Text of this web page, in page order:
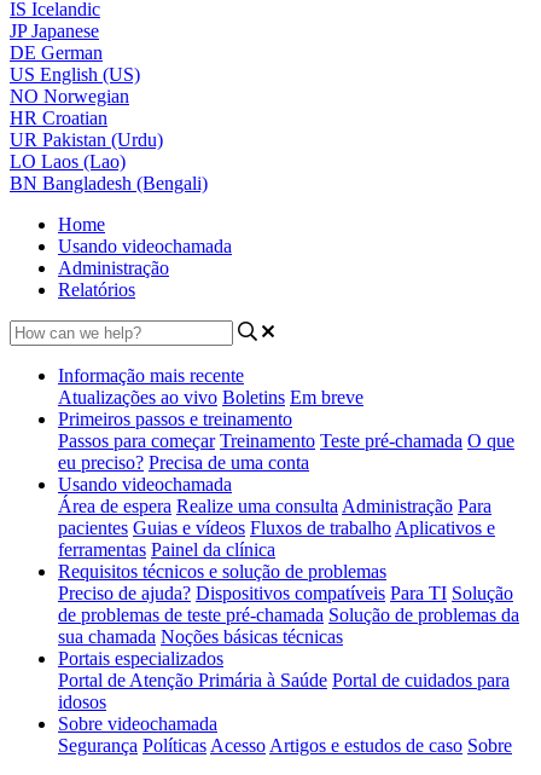
IS Icelandic
JPJapanese
DE German
US English (US)
NO Norwegian
HR Croatian
UR Pakistan (Urdu)
LO Laos (Lao)
BN Bangladesh (Bengali)
Home
Usando videochamada
Administração
Relatórios
Informação mais recente
Atualizações ao vivo Boletins Em breve
Primeiros passos e treinamento
Passos para começar Treinamento Teste pré-chamada O que
eu preciso? Precisa de uma conta
Usando videochamada
Área de espera Realize uma consulta Administração Para
pacientes Guias e vídeos Fluxos de trabalho Aplicativos e
ferramentas Painel da clínica
Requisitos técnicos e solução de problemas
Preciso de ajuda? Dispositivos compatíveis Para TI Solução
de problemas de teste pré-chamada Solução de problemas da
sua chamada Noções básicas técnicas
Portais especializados
Portal de Atenção Primária à Saúde Portal de cuidados para
idosos
Sobre videochamada
Segurança Políticas Acesso Artigos e estudos de caso Sobre